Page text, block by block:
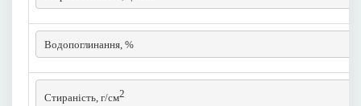
Водопоглинання, %
Стираність, г/см2